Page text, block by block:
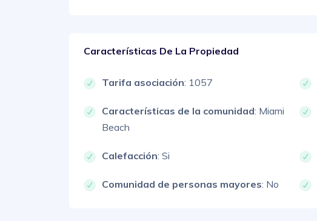
Características De La Propiedad
Tarifa asociación: 1057
Características de la comunidad: Miami
Beach
Calefacción: Si
Comunidad de personas mayores: No